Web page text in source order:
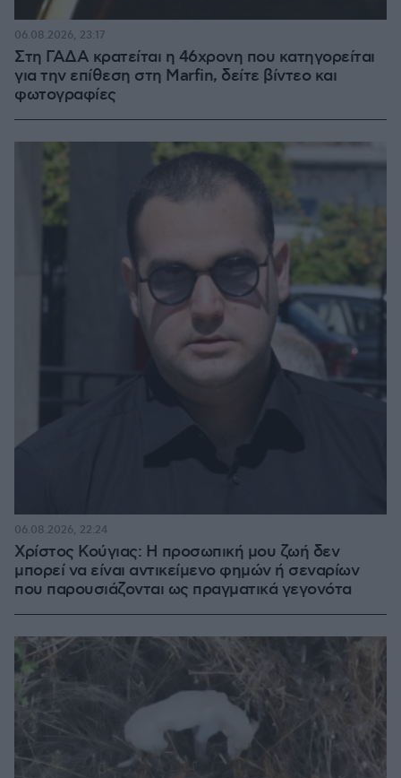
Στη ΓΑΔΑ κρατείται η 46χρονη που κατηγορείται
για την επίθεση στη Marfin, δείτε βίντεο και
φωτογραφίες
06.08.2026, 23:17
Χρίστος Κούγιας: Η προσωπική μου ζωή δεν
μπορεί να είναι αντικείμενο φημών ή σεναρίων
που παρουσιάζονται ως πραγματικά γεγονότα
06.08.2026, 22:24